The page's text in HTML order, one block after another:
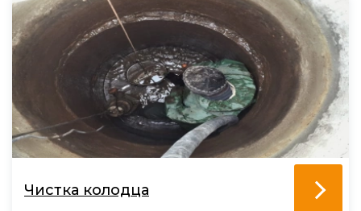
Чистка колодца